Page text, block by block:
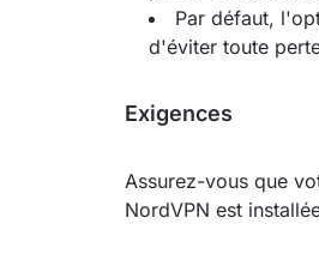
Par défaut,
d'éviter toute
Exigences
Assurez-vous que
NordVPN est